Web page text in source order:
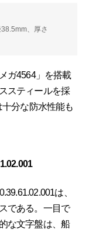
、厚さ
ガ4564」を搭載
スティールを採
分な防水性能も
は、
である。一目で
な文字盤は、船